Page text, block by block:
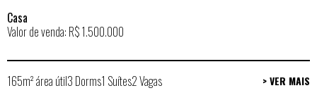
Casa
Valor de venda: R$ 1.500.000
165m² área útil3 Dorms1 Suítes2 Vagas > VER MAIS